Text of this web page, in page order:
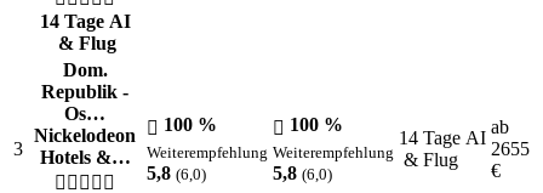
14 Tage AI
& Flug
3
Dom.
Republik -
Os…
Nickelodeon
Hotels &…
100 %
Weiterempfehlung
5,8 (6,0)
100 %
Weiterempfehlung
5,8 (6,0)
14 Tage AI
& Flug
ab
2655
€